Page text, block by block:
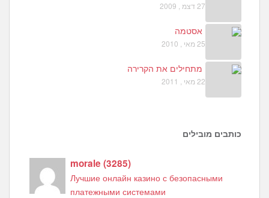
27 דצמ , 2009
אסטמה
25 מאי , 2010
מתחילים את הקרירה
22 מאי , 2011
כותבים מובילים
morale(3285)
Лучшие онлайн казино с безопасными
платежными системами